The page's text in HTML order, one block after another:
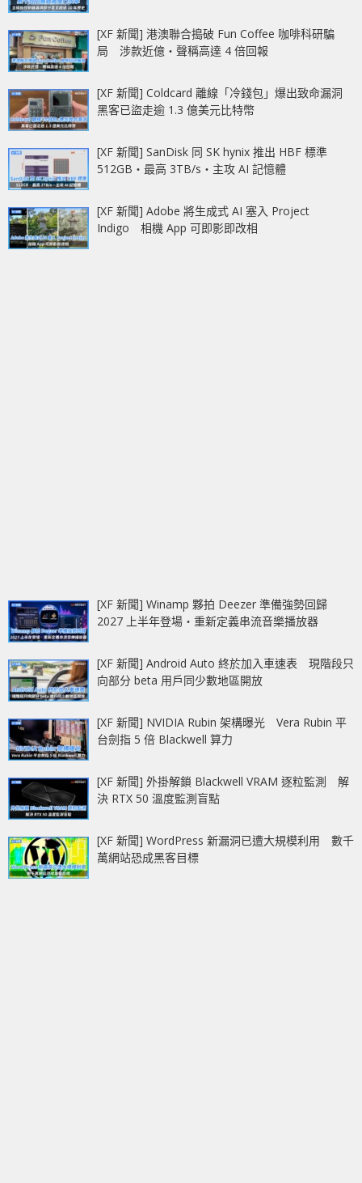
[XF 新聞] 港澳聯合搗破 Fun Coffee 咖啡科研騙
局 涉款近億‧聲稱高達 4 倍回報
[XF 新聞] Coldcard 離線「冷錢包」爆出致命漏洞
黑客已盜走逾 1.3 億美元比特幣
[XF 新聞] SanDisk 同 SK hynix 推出 HBF 標準
512GB‧最高 3TB/s‧主攻 AI 記憶體
[XF 新聞] Adobe 將生成式 AI 塞入 Project
Indigo 相機 App 可即影即改相
[XF 新聞] Winamp 夥拍 Deezer 準備強勢回歸
2027 上半年登場‧重新定義串流音樂播放器
[XF 新聞] Android Auto 終於加入車速表 現階段只
向部分 beta 用戶同少數地區開放
[XF 新聞] NVIDIA Rubin 架構曝光 Vera Rubin 平
台劍指 5 倍 Blackwell 算力
[XF 新聞] 外掛解鎖 Blackwell VRAM 逐粒監測 解
決 RTX 50 溫度監測盲點
[XF 新聞] WordPress 新漏洞已遭大規模利用 數千
萬網站恐成黑客目標